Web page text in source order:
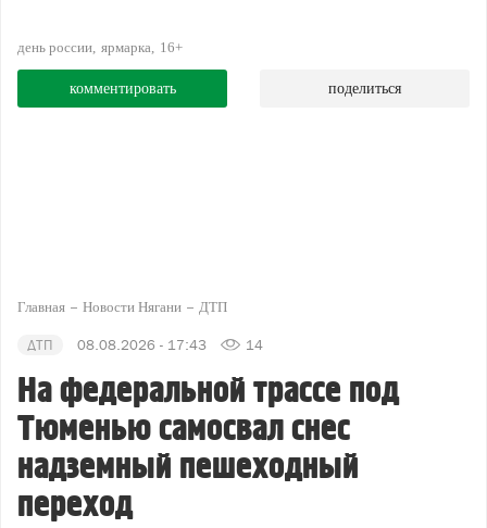
день россии ярмарка 16+
комментировать поделиться
Главная Новости Нягани ДТП
ДТП 08.08.2026 - 17:43 14
На федеральной трассе под
Тюменью самосвал снес
надземный пешеходный
переход